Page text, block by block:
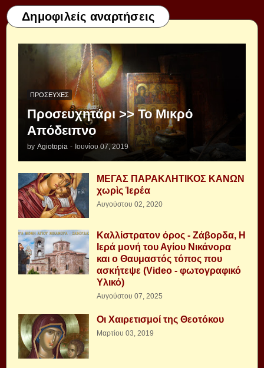
Δημοφιλείς αναρτήσεις
ΠΡΟΣΕΥΧΈΣ
Προσευχητάρι >> Το Μικρό
Απόδειπνο
by Agiotopia - Ιουνίου 07, 2019
ΜΕΓΑΣ ΠΑΡΑΚΛΗΤΙΚΟΣ ΚΑΝΩΝ
χωρὶς Ἱερέα
Αυγούστου 02, 2020
Καλλίστρατον όρος - Ζάβορδα, Η
Ιερά μονή του Αγίου Νικάνορα
και ο Θαυμαστός τόπος που
ασκήτεψε (Video - φωτογραφικό
Υλικό)
Αυγούστου 07, 2025
Οι Χαιρετισμοί της Θεοτόκου
Μαρτίου 03, 2019